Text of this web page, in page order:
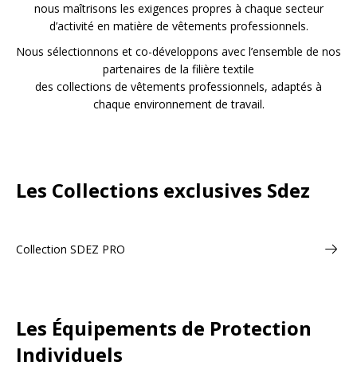
nous maîtrisons les exigences propres à chaque secteur
d’activité en matière de vêtements professionnels.
Nous sélectionnons et co-développons avec l’ensemble de nos
partenaires de la filière textile
des collections de vêtements professionnels, adaptés à
chaque environnement de travail.
Les Collections exclusives Sdez
Collection SDEZ PRO
Les Équipements de Protection
Individuels